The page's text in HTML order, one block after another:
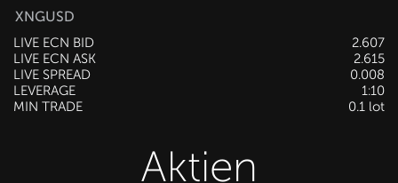
XNGUSD
LIVE ECN BID
2.607
LIVE ECN ASK
2.615
LIVE SPREAD
0.008
LEVERAGE
1:10
MIN TRADE
0.1 lot
Aktien